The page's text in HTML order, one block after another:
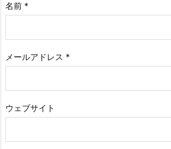
名前 *
メールアドレス *
ウェブサイト